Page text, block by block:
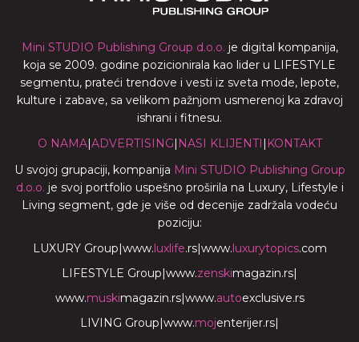
Mini STUDIO Publishing Group d.o.o. je digital kompanija,
koja se 2009. godine pozicionirala kao lider u LIFESTYLE
segmentu, prateći trendove i vesti iz sveta mode, lepote,
kulture i zabave, sa velikom pažnjom usmerenoj ka zdravoj
ishrani i fitnesu.
O NAMA|ADVERTISING| NASI KLIJENTI | KONTAKT
U svojoj grupaciji, kompanija Mini STUDIO Publishing Group
d.o.o. je svoj portfolio uspešno proširila na Luxury, Lifestyle i
Living segment, gde je više od decenije zadržala vodeću
poziciju:
LUXURY Group|www.luxlife.rs|www.luxurytopics.com
LIFESTYLE Group|www.zenskimagazin.rs|
www.muskimagazin.rs|www.autoexclusive.rs
LIVING Group|www.mojenterijer.rs|